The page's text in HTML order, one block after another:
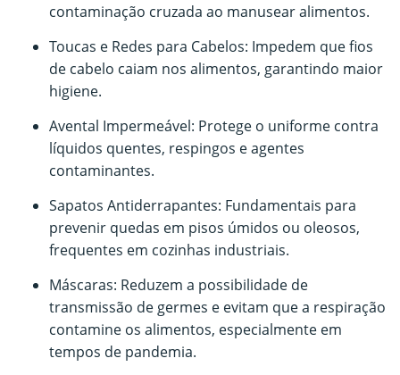
contaminação cruzada ao manusear alimentos.
Toucas e Redes para Cabelos: Impedem que fios
de cabelo caiam nos alimentos, garantindo maior
higiene.
Avental Impermeável: Protege o uniforme contra
líquidos quentes, respingos e agentes
contaminantes.
Sapatos Antiderrapantes: Fundamentais para
prevenir quedas em pisos úmidos ou oleosos,
frequentes em cozinhas industriais.
Máscaras: Reduzem a possibilidade de
transmissão de germes e evitam que a respiração
contamine os alimentos, especialmente em
tempos de pandemia.